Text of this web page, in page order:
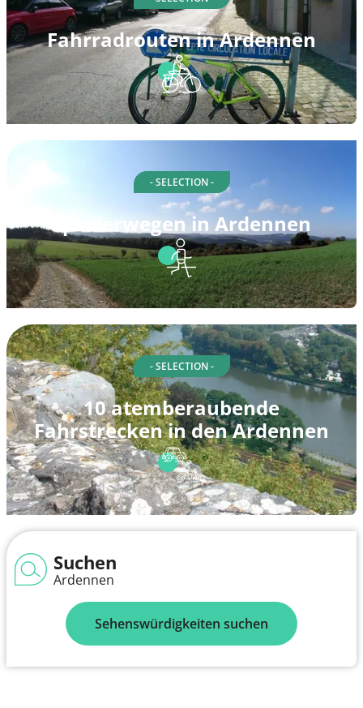
Fahrradrouten in Ardennen
- SELECTION -
Spazierwegen in Ardennen
- SELECTION -
10 atemberaubende
Fahrstrecken in den Ardennen
Suchen
Ardennen
Sehenswürdigkeiten suchen